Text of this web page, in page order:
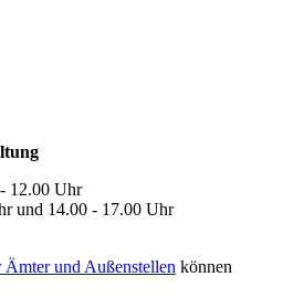
12.00 Uhr
und 14.00 - 17.00 Uhr
Ämter und Außenstellen können